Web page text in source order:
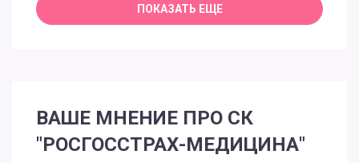
ВАШЕ МНЕНИЕ ПРО СК
"РОСГОССТРАХ-МЕДИЦИНА"